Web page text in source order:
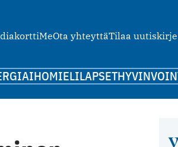
MeOta yhteyttäTilaa uutiskirje
IHOMIELILAPSET